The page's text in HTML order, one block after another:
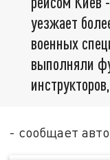
уезжает
военных
выполняли
инструкторов,
- сообщает